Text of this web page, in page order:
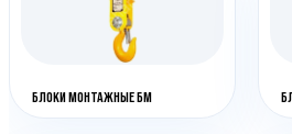
БЛОКИ МОНТАЖНЫЕ БМ